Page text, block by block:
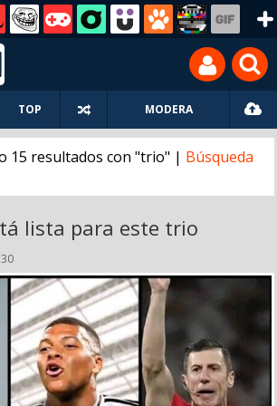
TOP MODERA
15 resultados con "trio" | Búsqueda
lista para este trio